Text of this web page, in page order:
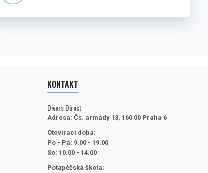
KONTAKT
Divers Direct
Adresa: Čs. armády 13, 160 00 Praha 6
Otevírací doba:
Po - Pá: 9.00 - 19.00
So: 10.00 - 14.00
Potápěčská škola: